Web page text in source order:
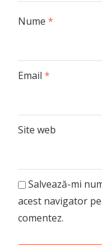
Nume *
Email *
Site web
Salvează-mi
acest navigator
comentez.